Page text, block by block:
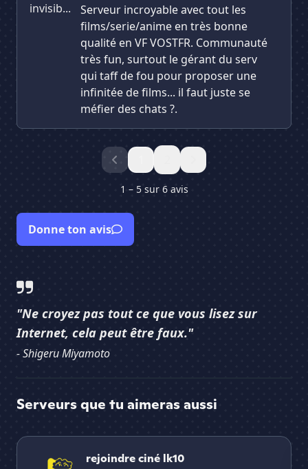
invisib...
Serveur incroyable avec tout les
films/serie/anime en très bonne
qualité en VF VOSTFR. Communauté
très fun, surtout le gérant du serv
qui taff de fou pour proposer une
infinitée de films... il faut juste se
méfier des chats ?.
1 – 5 sur 6 avis
Donne ton avis
"Ne croyez pas tout ce que vous lisez sur
Internet, cela peut être faux."
- Shigeru Miyamoto
Serveurs que tu aimeras aussi
rejoindre ciné lk10
rejoindre ciné lk10